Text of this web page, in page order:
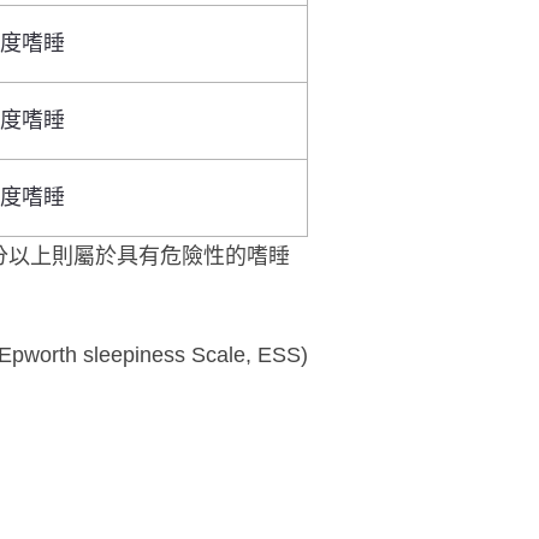
嗜睡
嗜睡
嗜睡
上則屬於具有危險性的嗜睡
sleepiness Scale, ESS)